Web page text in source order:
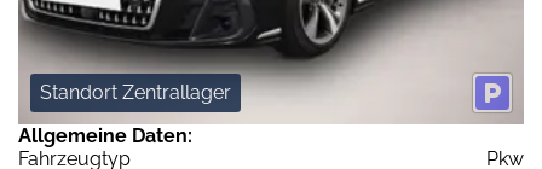
Standort Zentrallager
Allgemeine Daten:
Fahrzeugtyp
Pkw